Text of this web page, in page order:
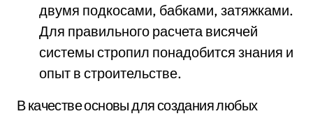
двумя подкосами, бабками, затяжками.
Для правильного расчета висячей
системы стропил понадобится знания и
опыт в строительстве.
В качестве основы для создания любых